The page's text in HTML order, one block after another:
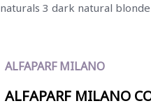
3 dark natural blonde
ALFAPARF MILANO
ALFAPARF MILANO